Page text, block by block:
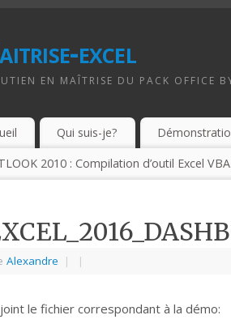
excel
EN MAÎTRISE DU PACK OFFICE
Qui suis-je?
2010 : Compilation d’outil Excel
Alexandre | |
le fichier correspondant à la démo: